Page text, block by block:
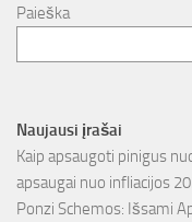
Paieška
Naujausi įrašai
Kaip apsaugoti pinigus
apsaugai nuo infliacijos
Ponzi Schemos: Išsami